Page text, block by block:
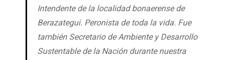
Intendente de la localidad bonaerense de
Berazategui. Peronista de toda la vida. Fue
también Secretario de Ambiente y Desarrollo
Sustentable de la Nación durante nuestra